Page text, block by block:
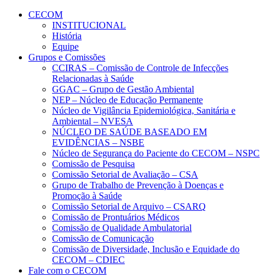
Conteúdo principal
CECOM
INSTITUCIONAL
História
Equipe
Grupos e Comissões
CCIRAS – Comissão de Controle de Infecções
Relacionadas à Saúde
GGAC – Grupo de Gestão Ambiental
NEP – Núcleo de Educação Permanente
Núcleo de Vigilância Epidemiológica, Sanitária e
Ambiental – NVESA
NÚCLEO DE SAÚDE BASEADO EM
EVIDÊNCIAS – NSBE
Núcleo de Segurança do Paciente do CECOM – NSPC
Comissão de Pesquisa
Comissão Setorial de Avaliação – CSA
Grupo de Trabalho de Prevenção à Doenças e
Promoção à Saúde
Comissão Setorial de Arquivo – CSARQ
Comissão de Prontuários Médicos
Comissão de Qualidade Ambulatorial
Comissão de Comunicação
Comissão de Diversidade, Inclusão e Equidade do
CECOM – CDIEC
Fale com o CECOM